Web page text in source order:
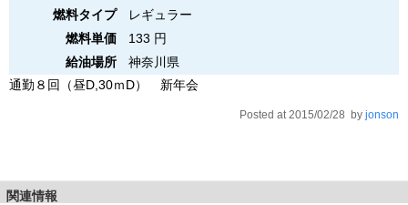
燃料タイプ
レギュラー
燃料単価
133 円
給油場所
神奈川県
通勤８回（昼D,30ｍD） 新年会
Posted at 2015/02/28 by jonson
関連情報